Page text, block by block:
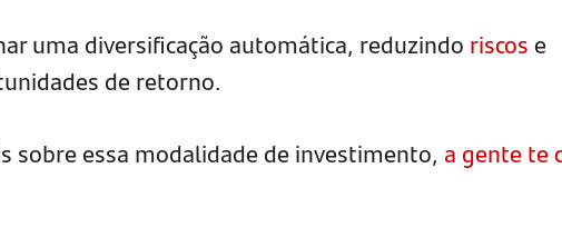
uma diversificação automática, reduzindo riscose
de retorno.
sobre essa modalidade de investimento, a gente te